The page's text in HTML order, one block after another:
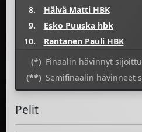
8.
Hälvä Matti HBK
9.
Esko Puuska hbk
10.
Rantanen Pauli HBK
(*) Finaalin hävinnyt
(**) Semifinaalin hävinneet
Pelit